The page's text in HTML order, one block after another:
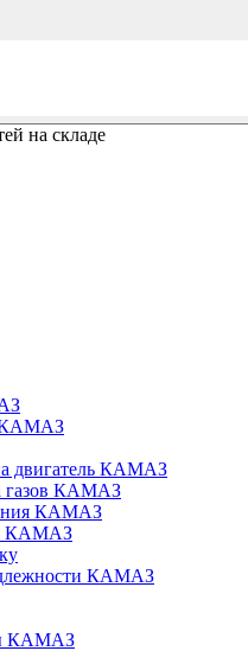
на складе
КАМАЗ
двигатель КАМАЗ
газов КАМАЗ
КАМАЗ
КАМАЗ
КАМАЗ
КАМАЗ